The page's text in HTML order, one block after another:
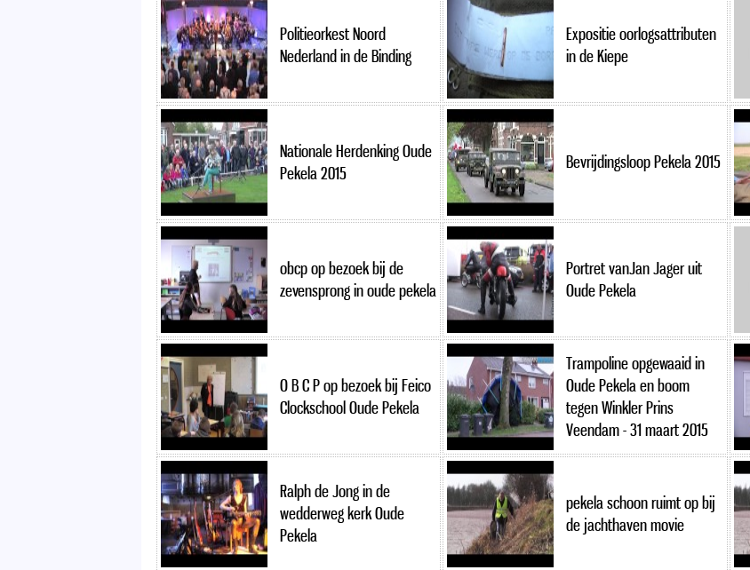
Politieorkest Noord
Nederland in de Binding
Expositie oorlogsattributen
in de Kiepe
Nationale Herdenking Oude
Pekela 2015
Bevrijdingsloop Pekela 2015
obcp op bezoek bij de
zevensprong in oude pekela
Portret vanJan Jager uit
Oude Pekela
O B C P op bezoek bij Feico
Clockschool Oude Pekela
Trampoline opgewaaid in
Oude Pekela en boom
tegen Winkler Prins
Veendam - 31 maart 2015
Ralph de Jong in de
wedderweg kerk Oude
Pekela
pekela schoon ruimt op bij
de jachthaven movie